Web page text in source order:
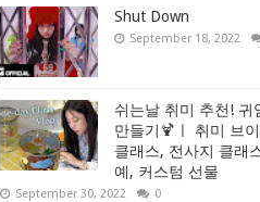
Shut Down
September 18, 2022
쉬는날 취미 추천! 귀
만들기🍹ㅣ 취미 브
클래스, 전사지 클래
예, 커스텀 선물
September 30, 2022 0